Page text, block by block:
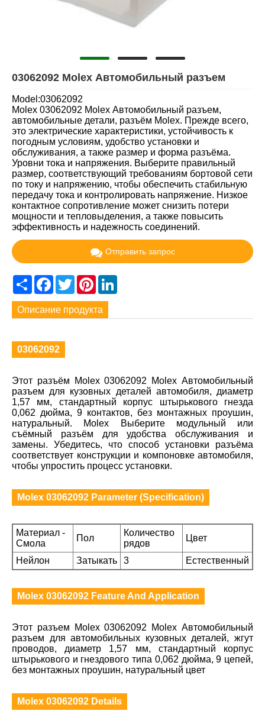
03062092 Molex Автомобильный разъем
Model:03062092
Molex 03062092 Molex Автомобильный разъем,
автомобильные детали, разъём Molex. Прежде всего,
это электрические характеристики, устойчивость к
погодным условиям, удобство установки и
обслуживания, а также размер и форма разъёма.
Уровни тока и напряжения. Выберите правильный
размер, соответствующий требованиям бортовой сети
по току и напряжению, чтобы обеспечить стабильную
передачу тока и контролировать напряжение. Низкое
контактное сопротивление может снизить потери
мощности и тепловыделения, а также повысить
эффективность и надежность соединений.
Отправить запрос
ShareFacebook
TwitterPinterest
Описание продукта
03062092
Этот разъём Molex 03062092 Molex Автомобильный
разъем для кузовных деталей автомобиля, диаметр
1,57 мм, стандартный корпус штырькового гнезда
0,062 дюйма, 9 контактов, без монтажных проушин,
натуральный. Molex Выберите модульный или
съёмный разъём для удобства обслуживания и
замены. Убедитесь, что способ установки разъёма
соответствует конструкции и компоновке автомобиля,
чтобы упростить процесс установки.
Molex 03062092 Parameter (Specification)
Материал -
Смола
Пол
Количество
рядов
Цвет
Нейлон Затыкать 3 Естественный
Molex 03062092 Feature And Application
Этот разъем Molex 03062092 Molex Автомобильный
разъем для автомобильных кузовных деталей, жгут
проводов, диаметр 1,57 мм, стандартный корпус
штырькового и гнездового типа 0,062 дюйма, 9 цепей,
без монтажных проушин, натуральный цвет
Molex 03062092 Details